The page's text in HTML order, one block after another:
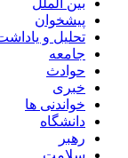
پیشخوان
تحلیل و
جامعه
حوادث
خبری
خواندنی ها
دانشگاه
رهبر
سلامت